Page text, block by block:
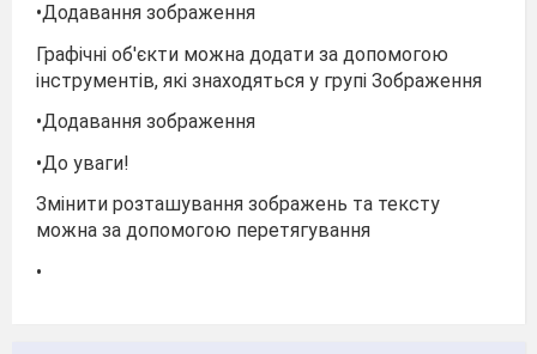
•Додавання зображення
Графічні об'єкти можна додати за допомогою
інструментів, які знаходяться у групі Зображення
•Додавання зображення
•До уваги!
Змінити розташування зображень та тексту
можна за допомогою перетягування
•